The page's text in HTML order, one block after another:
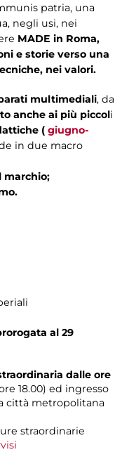
patria, una
negli usi, nei
MADE in Roma,
e storie verso una
nei valori.
multimediali, da
anche ai più piccoli
( giugno-
in due macro
marchio;
al 29
dalle ore
18.00) ed ingresso
città metropolitana
straordinarie